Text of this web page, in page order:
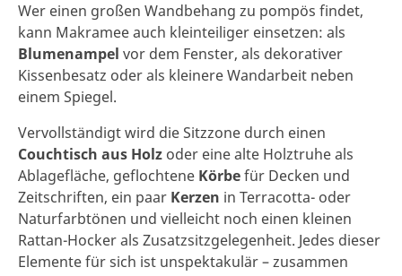
Wer einen großen Wandbehang zu pompös findet,
kann Makramee auch kleinteiliger einsetzen: als
Blumenampel vor dem Fenster, als dekorativer
Kissenbesatz oder als kleinere Wandarbeit neben
einem Spiegel.
Vervollständigt wird die Sitzzone durch einen
Couchtisch aus Holz oder eine alte Holztruhe als
Ablagefläche, geflochtene Körbefür Decken und
Zeitschriften, ein paar Kerzen in Terracotta- oder
Naturfarbtönen und vielleicht noch einen kleinen
Rattan-Hocker als Zusatzsitzgelegenheit. Jedes dieser
Elemente für sich ist unspektakulär – zusammen